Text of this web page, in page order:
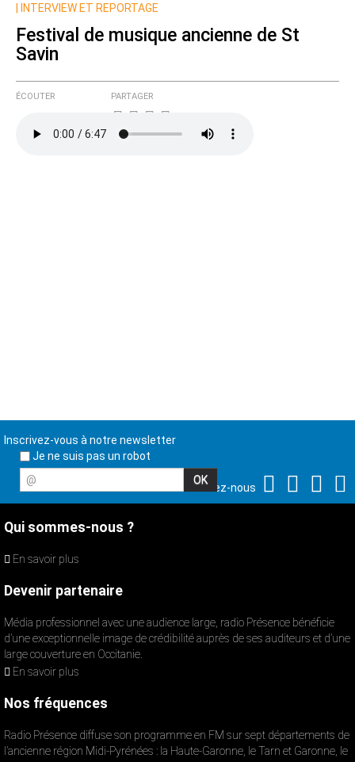
INTERVIEW ET REPORTAGE
Festival de musique ancienne de St
Savin
ÉCOUTER PARTAGER
Inscrivez-vous à notre newsletter
Je ne suis pas un robot
@
Suivez-nous
Qui sommes-nous ?
En savoir plus
Devenir partenaire
Média professionnel avec une audience large, radio Présence bénéficie
d’une exceptionnelle image de crédibilité auprès de ses auditeurs et d’une
large couverture en Occitanie.
En savoir plus
Nos fréquences
Radio Présence diffuse son programme en FM sur sept départements de
l’ancienne région Midi-Pyrénées : la Haute-Garonne, le Tarn et Garonne, le